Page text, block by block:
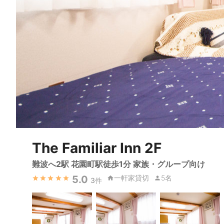
The Familiar Inn 2F
難波へ2駅 花園町駅徒歩1分 家族・グループ向け
5.0 3件 一軒家貸切 5名